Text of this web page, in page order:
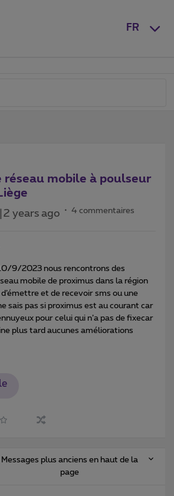
FR
réseau mobile à poulseur
years ago 4 commentaires
9/2023 nous rencontrons des
mobile de proximus dans la région
et de recevoir sms ou une
sais pas si proximus est au courant car
pour celui qui n’a pas de fixecar
plus tard aucunes améliorations
Messages plus anciens en haut de la
page